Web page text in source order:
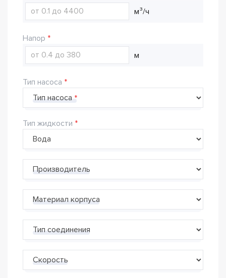
м³/ч
Напор
м
Тип насоса
Тип насоса
Тип жидкости
Производитель
Материал корпуса
Тип соединения
Скорость